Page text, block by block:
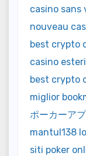
casino sans
nouveau
best crypto
casino
best crypto
miglior
ポーカーアプ
mantul138
siti poker